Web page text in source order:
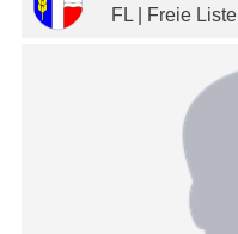
FL | Freie Liste